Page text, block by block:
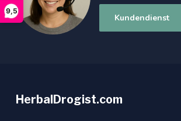
9,5
Kundendienst
HerbalDrogist.com